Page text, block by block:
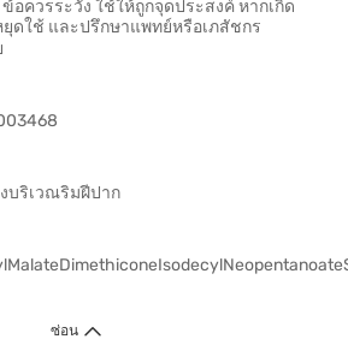
ควรระวัง ใช้ให้ถูกจุดประสงค์ หากเกิด
ดใช้ และปรึกษาแพทย์หรือเภสัชกร
บริเวณริมฝีปาก
ซ่อน